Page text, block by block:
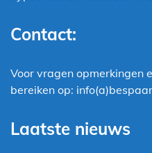
Contact:
Voor vragen opmerkingen
bereiken op:
Laatste nieuws